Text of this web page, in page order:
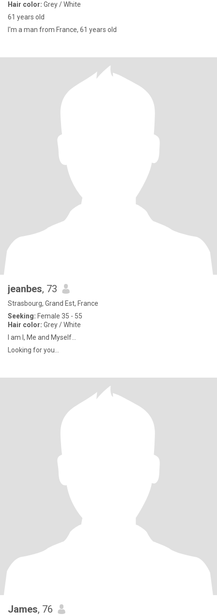
Hair color: Grey / White
61 years old
I'm a man from France, 61 years old
jeanbes, 73
Strasbourg, Grand Est, France
Seeking: Female 35 - 55
Hair color: Grey / White
I am I, Me and Myself...
Looking for you...
James, 76